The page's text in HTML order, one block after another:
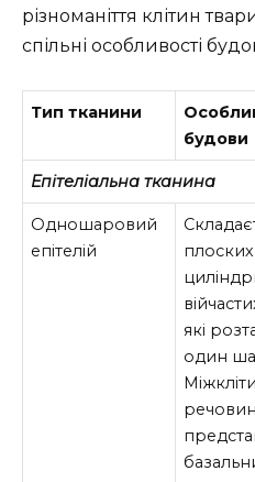
різноманіття клітин
спільні особливості
Тип тканини
будови
Епітеліальна тканина
Одношаровий
епітелій
які
один